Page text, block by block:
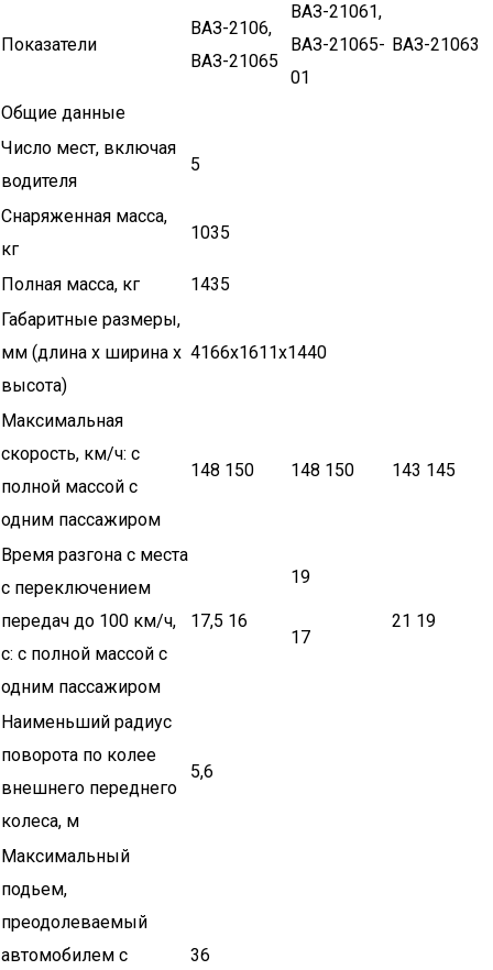
Показатели
ВАЗ-2106,
ВАЗ-21065
ВАЗ-21061,
ВАЗ-21065-
01
ВАЗ-21063
Общие данные
Число мест, включая
водителя
5
Снаряженная масса,
кг
1035
Полная масса, кг
1435
Габаритные размеры,
мм (длина х ширина х
высота)
4166x1611x1440
Максимальная
скорость, км/ч: с
полной массой с
одним пассажиром
148 150 148 150 143 145
Время разгона с места
с переключением
передач до 100 км/ч,
с: с полной массой с
одним пассажиром
17,5 16
19
17
21 19
Наименьший радиус
поворота по колее
внешнего переднего
колеса, м
5,6
Максимальный
подьем,
преодолеваемый
автомобилем с
36